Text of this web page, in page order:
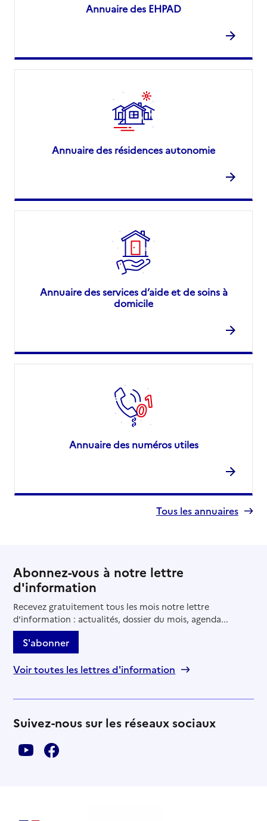
Annuaire des EHPAD
Annuaire des résidences autonomie
Annuaire des services d’aide et de soins à
domicile
Annuaire des numéros utiles
Tous les annuaires
Abonnez-vous à notre lettre
d'information
Recevez gratuitement tous les mois notre lettre
d'information : actualités, dossier du mois, agenda...
S'abonner
Voir toutes les lettres d'information
Suivez-nous sur les réseaux sociaux